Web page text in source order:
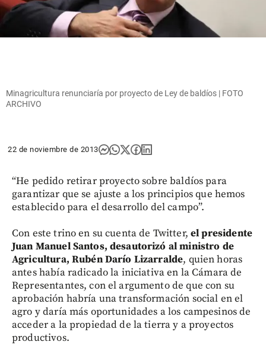
Minagricultura renunciaría por proyecto de Ley de baldíos | FOTO
ARCHIVO
22 de noviembre de 2013
“He pedido retirar proyecto sobre baldíos para
garantizar que se ajuste a los principios que hemos
establecido para el desarrollo del campo”.
Con este trino en su cuenta de Twitter, el presidente
Juan Manuel Santos, desautorizó al ministro de
Agricultura, Rubén Darío Lizarralde, quien horas
antes había radicado la iniciativa en la Cámara de
Representantes, con el argumento de que con su
aprobación habría una transformación social en el
agro y daría más oportunidades a los campesinos de
acceder a la propiedad de la tierra y a proyectos
productivos.